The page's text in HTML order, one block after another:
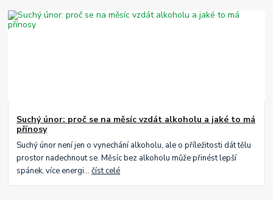
Suchý únor: proč se na měsíc vzdát alkoholu a jaké to má
přínosy
Suchý únor není jen o vynechání alkoholu, ale o příležitosti dát tělu
prostor nadechnout se. Měsíc bez alkoholu může přinést lepší
spánek, více energi...číst celé